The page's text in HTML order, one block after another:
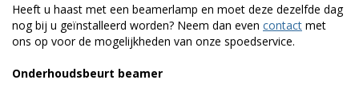
Heeft u haast met een beamerlamp en moet deze dezelfde dag
nog bij u geïnstalleerd worden? Neem dan even contact met
ons op voor de mogelijkheden van onze spoedservice.
Onderhoudsbeurt beamer